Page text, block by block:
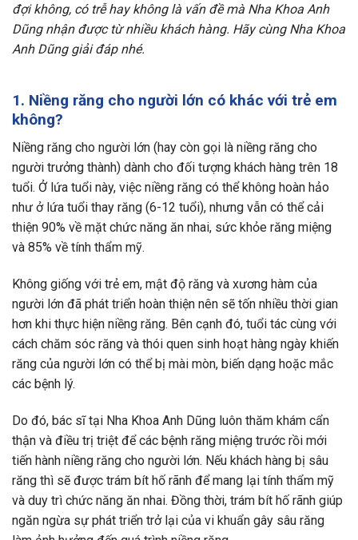
đợi không, có trễ hay không là vấn đề mà Nha Khoa Anh
Dũng nhận được từ nhiều khách hàng. Hãy cùng Nha Khoa
Anh Dũng giải đáp nhé.
1. Niềng răng cho người lớn có khác với trẻ em
không?
Niềng răng cho người lớn (hay còn gọi là niềng răng cho
người trưởng thành) dành cho đối tượng khách hàng trên 18
tuổi. Ở lứa tuổi này, việc niềng răng có thể không hoàn hảo
như ở lứa tuổi thay răng (6-12 tuổi), nhưng vẫn có thể cải
thiện 90% về mặt chức năng ăn nhai, sức khỏe răng miệng
và 85% về tính thẩm mỹ.
Không giống với trẻ em, mật độ răng và xương hàm của
người lớn đã phát triển hoàn thiện nên sẽ tốn nhiều thời gian
hơn khi thực hiện niềng răng. Bên cạnh đó, tuổi tác cùng với
cách chăm sóc răng và thói quen sinh hoạt hàng ngày khiến
răng của người lớn có thể bị mài mòn, biến dạng hoặc mắc
các bệnh lý.
Do đó, bác sĩ tại Nha Khoa Anh Dũng luôn thăm khám cẩn
thận và điều trị triệt để các bệnh răng miệng trước rồi mới
tiến hành niềng răng cho người lớn. Nếu khách hàng bị sâu
răng thì sẽ được trám bít hố rãnh để mang lại tính thẩm mỹ
và duy trì chức năng ăn nhai. Đồng thời, trám bít hố rãnh giúp
ngăn ngừa sự phát triển trở lại của vi khuẩn gây sâu răng